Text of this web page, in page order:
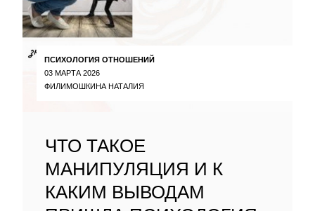
ПСИХОЛОГИЯ ОТНОШЕНИЙ
03 МАРТА 2026
ФИЛИМОШКИНА НАТАЛИЯ
ЧТО ТАКОЕ
МАНИПУЛЯЦИЯ И К
КАКИМ ВЫВОДАМ